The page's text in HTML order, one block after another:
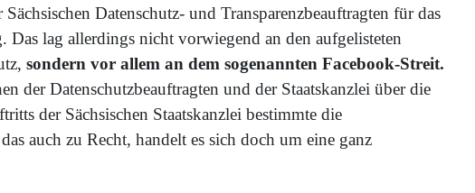
Datenschutz- und Transparenzbeauftragten für das
Das lag allerdings nicht vorwiegend an den aufgelisteten
sondern vor allem an dem sogenannten Facebook-Streit.
der Datenschutzbeauftragten und der Staatskanzlei über die
der Sächsischen Staatskanzlei bestimmte die
auch zu Recht, handelt es sich doch um eine ganz